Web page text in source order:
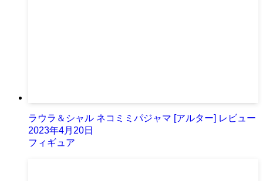
ラウラ＆シャル ネコミミパジャマ [アルター] レビュー
2023年4月20日
フィギュア